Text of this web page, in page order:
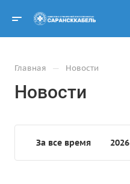
Главная — Новости
Новости
За все время 2026